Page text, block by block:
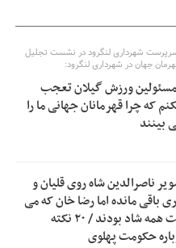
حمایتی باید براساس
فدراسیون فوتبال با حضور
مراجع رسمی فاقد سندیت
ایران و عمان درباره تنگه
کشاورزان گیلان نسبت به
شهرداری لنگرود در نشست تجلیل
جهان در شهرداری لنگرود:
مسئولین ورزش گیلان تعجب
که چرا قهرمانان جهانی ما را
بینند
ناصرالدین شاه روی قلیان و
باقی مانده اما رضا خان که می
رفت همه شاد بودند / ۲۰ نکته
حکومت پهلوی